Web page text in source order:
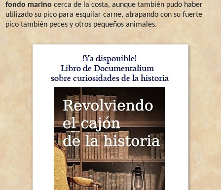
fondo marino cerca de la costa, aunque también pudo haber
utilizado su pico para esquilar carne, atrapando con su fuerte
pico también peces y otros pequeños animales.